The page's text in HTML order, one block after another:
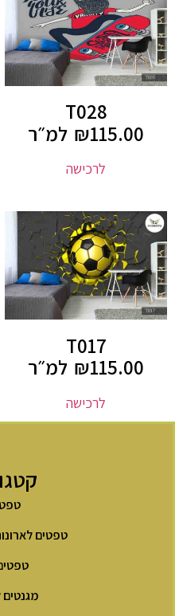
T028
₪115.00 למ״ר
לרכישה
T017
₪115.00 למ״ר
לרכישה
טפטים